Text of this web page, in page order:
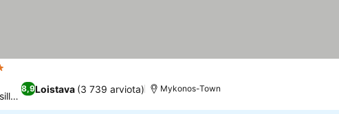
8,9Loistava (3 739 arviota) Mykonos-Town